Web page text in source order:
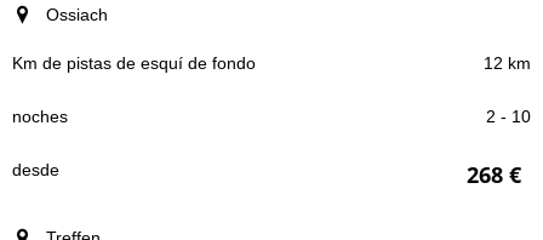
Ossiach
12 km
2 - 10
268 €